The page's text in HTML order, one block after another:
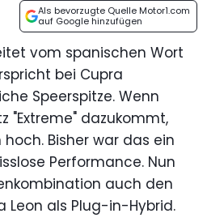
Als bevorzugte Quelle Motor1.com
auf Google hinzufügen
vom spanischen Wort
bei Cupra
Speerspitze. Wenn
"Extreme" dazukommt,
Bisher war das ein
Performance. Nun
auch den
Leon als Plug-in-Hybrid.